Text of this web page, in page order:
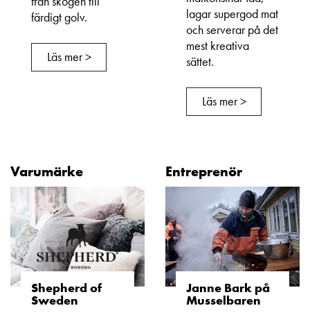
färdigt golv.
Läs mer >
lagar supergod mat
och serverar på det
mest kreativa
sättet.
Läs mer >
Varumärke
Shepherd of
Sweden
Entreprenör
Janne Bark på
Musselbaren